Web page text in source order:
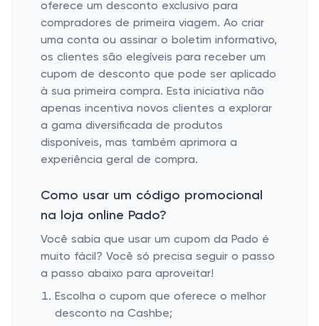
oferece um desconto exclusivo para
compradores de primeira viagem. Ao criar
uma conta ou assinar o boletim informativo,
os clientes são elegíveis para receber um
cupom de desconto que pode ser aplicado
à sua primeira compra. Esta iniciativa não
apenas incentiva novos clientes a explorar
a gama diversificada de produtos
disponíveis, mas também aprimora a
experiência geral de compra.
Como usar um código promocional
na loja online Pado?
Você sabia que usar um cupom da Pado é
muito fácil? Você só precisa seguir o passo
a passo abaixo para aproveitar!
Escolha o cupom que oferece o melhor
desconto na Cashbe;